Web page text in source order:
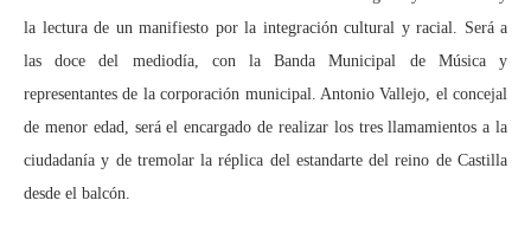
la lectura de un manifiesto por la integración cultural y racial. Será a
las doce del mediodía, con la Banda Municipal de Música y
representantes de la corporación municipal. Antonio Vallejo, el concejal
de menor edad, será el encargado de realizar los tres llamamientos a la
ciudadanía y de tremolar la réplica del estandarte del reino de Castilla
desde el balcón.